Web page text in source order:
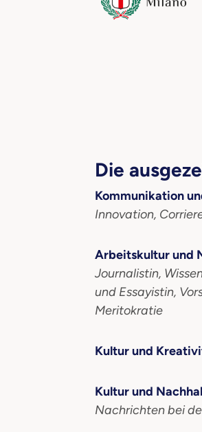
Die
Kommunikation
Innovation,
Arbeitskultur und
Journalistin,
und Essayistin,
Meritokratie
Kultur und
Kultur und
Nachrichten bei